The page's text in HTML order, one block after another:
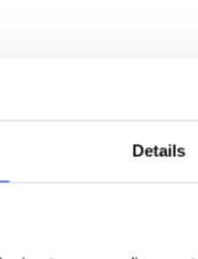
Details
avec d'autres
par exemple,
franco-allemand ou
sont-ils financés ?